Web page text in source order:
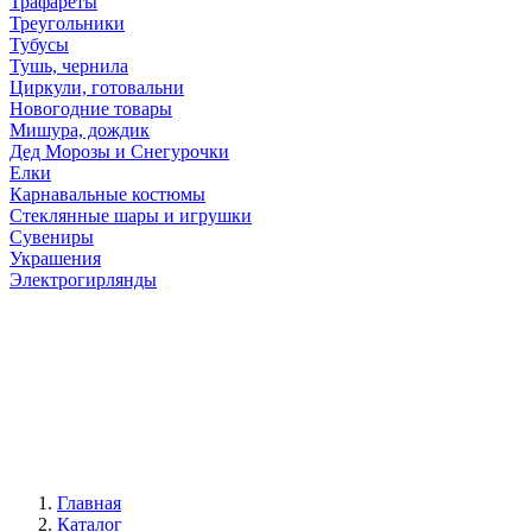
Треугольники
Тубусы
Тушь, чернила
Циркули, готовальни
Новогодние товары
Мишура, дождик
Дед Морозы и Снегурочки
Елки
Карнавальные костюмы
Стеклянные шары и игрушки
Сувениры
Украшения
Электрогирлянды
Главная
Каталог